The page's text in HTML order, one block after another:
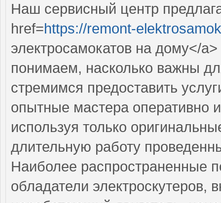
Наш сервисный центр
href=https://remont-
электросамокатов на дому</
понимаем, насколько важны
стремимся предоставить
опытные мастера оперативно
используя только
длительную работу
Наиболее распространенные
обладатели